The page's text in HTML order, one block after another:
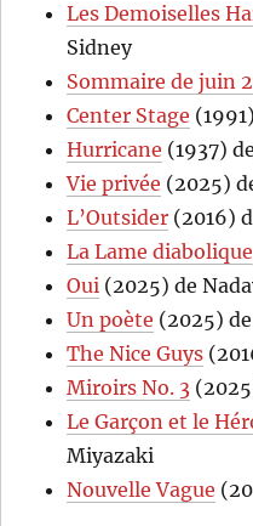
Les Demoiselles
Sidney
Sommaire de juin
Center Stage
Hurricane (1937)
Vie privée (2025)
L’Outsider (2016)
La Lame diabolique
Oui (2025) de
Un poète (2025)
The Nice Guys
Miroirs No. 3
Le Garçon et le
Miyazaki
Nouvelle Vague